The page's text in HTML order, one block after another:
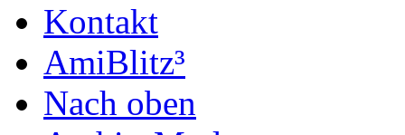
Kontakt
AmiBlitz³
Nach oben